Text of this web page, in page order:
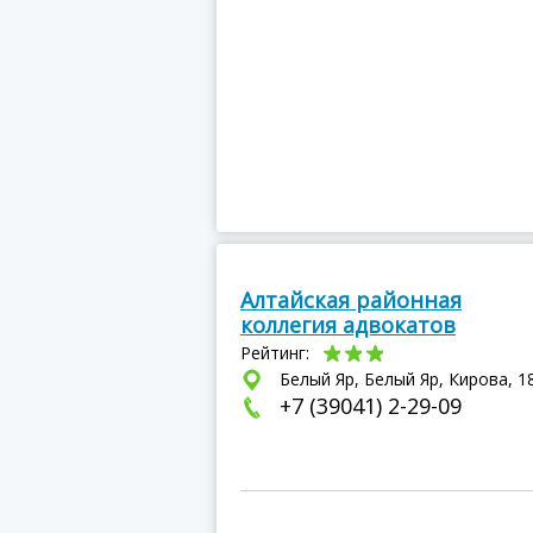
Алтайская районная
коллегия адвокатов
Рейтинг:
Белый Яр, Белый Яр, Кирова,
+7 (39041) 2-29-09